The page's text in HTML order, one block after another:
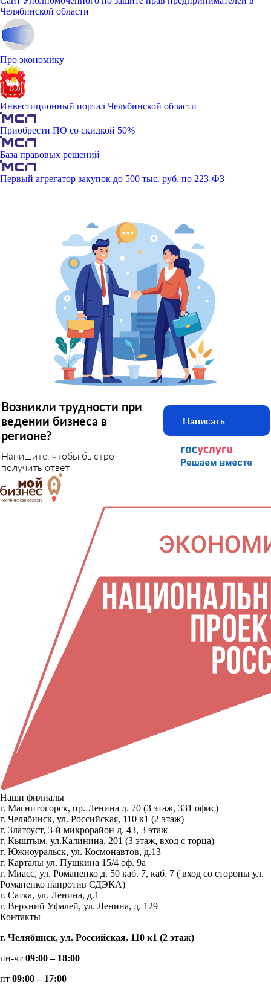
Челябинской области
Про экономику
Инвестиционный портал Челябинской области
Приобрести ПО со скидкой 50%
База правовых решений
Первый агрегатор закупок до 500 тыс. руб. по 223-ФЗ
Возникли трудности при
ведении бизнеса в
регионе?
Напишите, чтобы быстро
получить ответ
Написать
Наши филиалы
г. Магнитогорск, пр. Ленина д. 70 (3 этаж, 331 офис)
г. Челябинск, ул. Российская, 110 к1 (2 этаж)
г. Златоуст, 3-й микрорайон д. 43, 3 этаж
г. Кыштым, ул.Калинина, 201 (3 этаж, вход с торца)
г. Южноуральск, ул. Космонавтов, д.13
г. Карталы ул. Пушкина 15/4 оф. 9а
г. Миасс, ул. Романенко д. 50 каб. 7, каб. 7 ( вход со стороны ул.
Романенко напротив СДЭКА)
г. Сатка, ул. Ленина, д.1
г. Верхний Уфалей, ул. Ленина, д. 129
Контакты
г. Челябинск, ул. Российская, 110 к1 (2 этаж)
пн-чт 09:00 – 18:00
пт 09:00 – 17:00